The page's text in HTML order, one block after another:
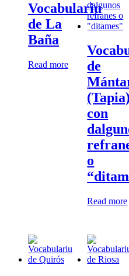
Vocabulariu
de La
Baña
Read more
de
(Tapia)
con
o
Read more